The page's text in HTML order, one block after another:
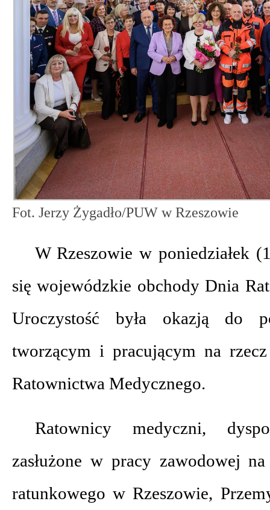
Fot. Jerzy Żygadło/PUW w Rzeszowie
W Rzeszowie w poniedziałek
się wojewódzkie obchody Dnia
Uroczystość była okazją do
tworzącym i pracującym na rzecz
Ratownictwa Medycznego.
Ratownicy medyczni,
zasłużone w pracy zawodowej
ratunkowego w Rzeszowie,